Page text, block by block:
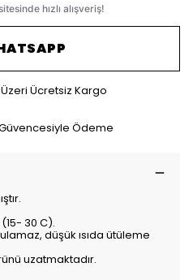
Üzeri Ücretsiz Kargo
Ödeme
30 C).
düşük ısıda ütüleme
uzatmaktadır.